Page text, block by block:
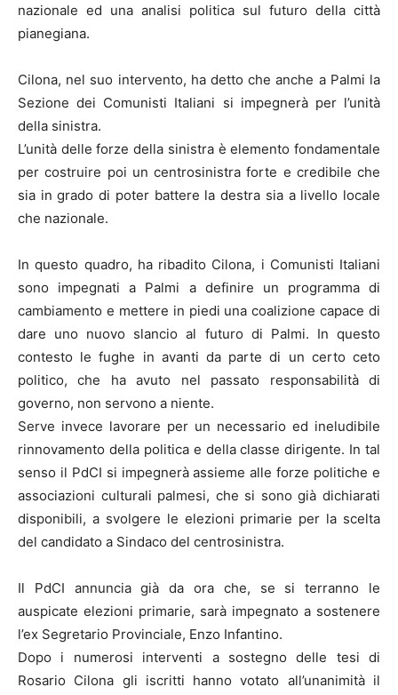
nazionale ed una analisi politica sul futuro della città
pianegiana.
Cilona, nel suo intervento, ha detto che anche a Palmi la
Sezione dei Comunisti Italiani si impegnerà per l’unità
della sinistra.
L’unità delle forze della sinistra è elemento fondamentale
per costruire poi un centrosinistra forte e credibile che
sia in grado di poter battere la destra sia a livello locale
che nazionale.
In questo quadro, ha ribadito Cilona, i Comunisti Italiani
sono impegnati a Palmi a definire un programma di
cambiamento e mettere in piedi una coalizione capace di
dare uno nuovo slancio al futuro di Palmi. In questo
contesto le fughe in avanti da parte di un certo ceto
politico, che ha avuto nel passato responsabilità di
governo, non servono a niente.
Serve invece lavorare per un necessario ed ineludibile
rinnovamento della politica e della classe dirigente. In tal
senso il PdCI si impegnerà assieme alle forze politiche e
associazioni culturali palmesi, che si sono già dichiarati
disponibili, a svolgere le elezioni primarie per la scelta
del candidato a Sindaco del centrosinistra.
Il PdCI annuncia già da ora che, se si terranno le
auspicate elezioni primarie, sarà impegnato a sostenere
l’ex Segretario Provinciale, Enzo Infantino.
Dopo i numerosi interventi a sostegno delle tesi di
Rosario Cilona gli iscritti hanno votato all’unanimità il